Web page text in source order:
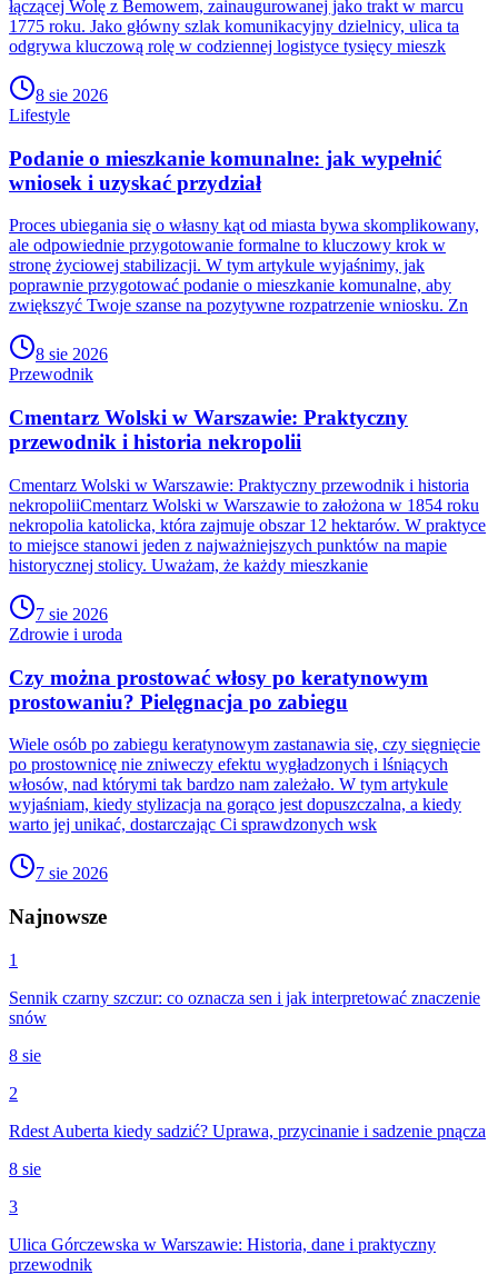
łączącej Wolę z Bemowem, zainaugurowanej jako trakt w marcu
1775 roku. Jako główny szlak komunikacyjny dzielnicy, ulica ta
odgrywa kluczową rolę w codziennej logistyce tysięcy mieszk
8 sie 2026
Lifestyle
Podanie o mieszkanie komunalne: jak wypełnić
wniosek i uzyskać przydział
Proces ubiegania się o własny kąt od miasta bywa skomplikowany,
ale odpowiednie przygotowanie formalne to kluczowy krok w
stronę życiowej stabilizacji. W tym artykule wyjaśnimy, jak
poprawnie przygotować podanie o mieszkanie komunalne, aby
zwiększyć Twoje szanse na pozytywne rozpatrzenie wniosku. Zn
8 sie 2026
Przewodnik
Cmentarz Wolski w Warszawie: Praktyczny
przewodnik i historia nekropolii
Cmentarz Wolski w Warszawie: Praktyczny przewodnik i historia
nekropoliiCmentarz Wolski w Warszawie to założona w 1854 roku
nekropolia katolicka, która zajmuje obszar 12 hektarów. W praktyce
to miejsce stanowi jeden z najważniejszych punktów na mapie
historycznej stolicy. Uważam, że każdy mieszkanie
7 sie 2026
Zdrowie i uroda
Czy można prostować włosy po keratynowym
prostowaniu? Pielęgnacja po zabiegu
Wiele osób po zabiegu keratynowym zastanawia się, czy sięgnięcie
po prostownicę nie zniweczy efektu wygładzonych i lśniących
włosów, nad którymi tak bardzo nam zależało. W tym artykule
wyjaśniam, kiedy stylizacja na gorąco jest dopuszczalna, a kiedy
warto jej unikać, dostarczając Ci sprawdzonych wsk
7 sie 2026
Najnowsze
1
Sennik czarny szczur: co oznacza sen i jak interpretować znaczenie
snów
8 sie
2
Rdest Auberta kiedy sadzić? Uprawa, przycinanie i sadzenie pnącza
8 sie
3
Ulica Górczewska w Warszawie: Historia, dane i praktyczny
przewodnik